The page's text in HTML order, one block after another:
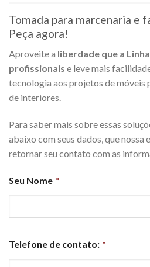
Tomada para marcenaria e
Peça agora!
Aproveite a liberdade que a
profissionais e leve mais
tecnologia aos projetos de móveis
de interiores.
Para saber mais sobre essas
abaixo com seus dados, que nossa
retornar seu contato com as
Seu Nome *
Telefone de contato: *